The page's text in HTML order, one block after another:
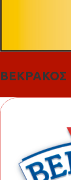
ΒΕΚΡΑΚΟΣ